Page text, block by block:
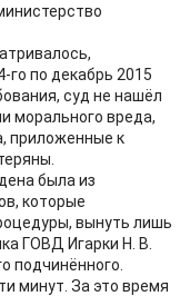
го по декабрь 2015
суд не нашёл
морального вреда,
приложенные к
была из
которые
вынуть лишь
ГОВД Игарки Н. В.
подчинённого.
минут. За это время